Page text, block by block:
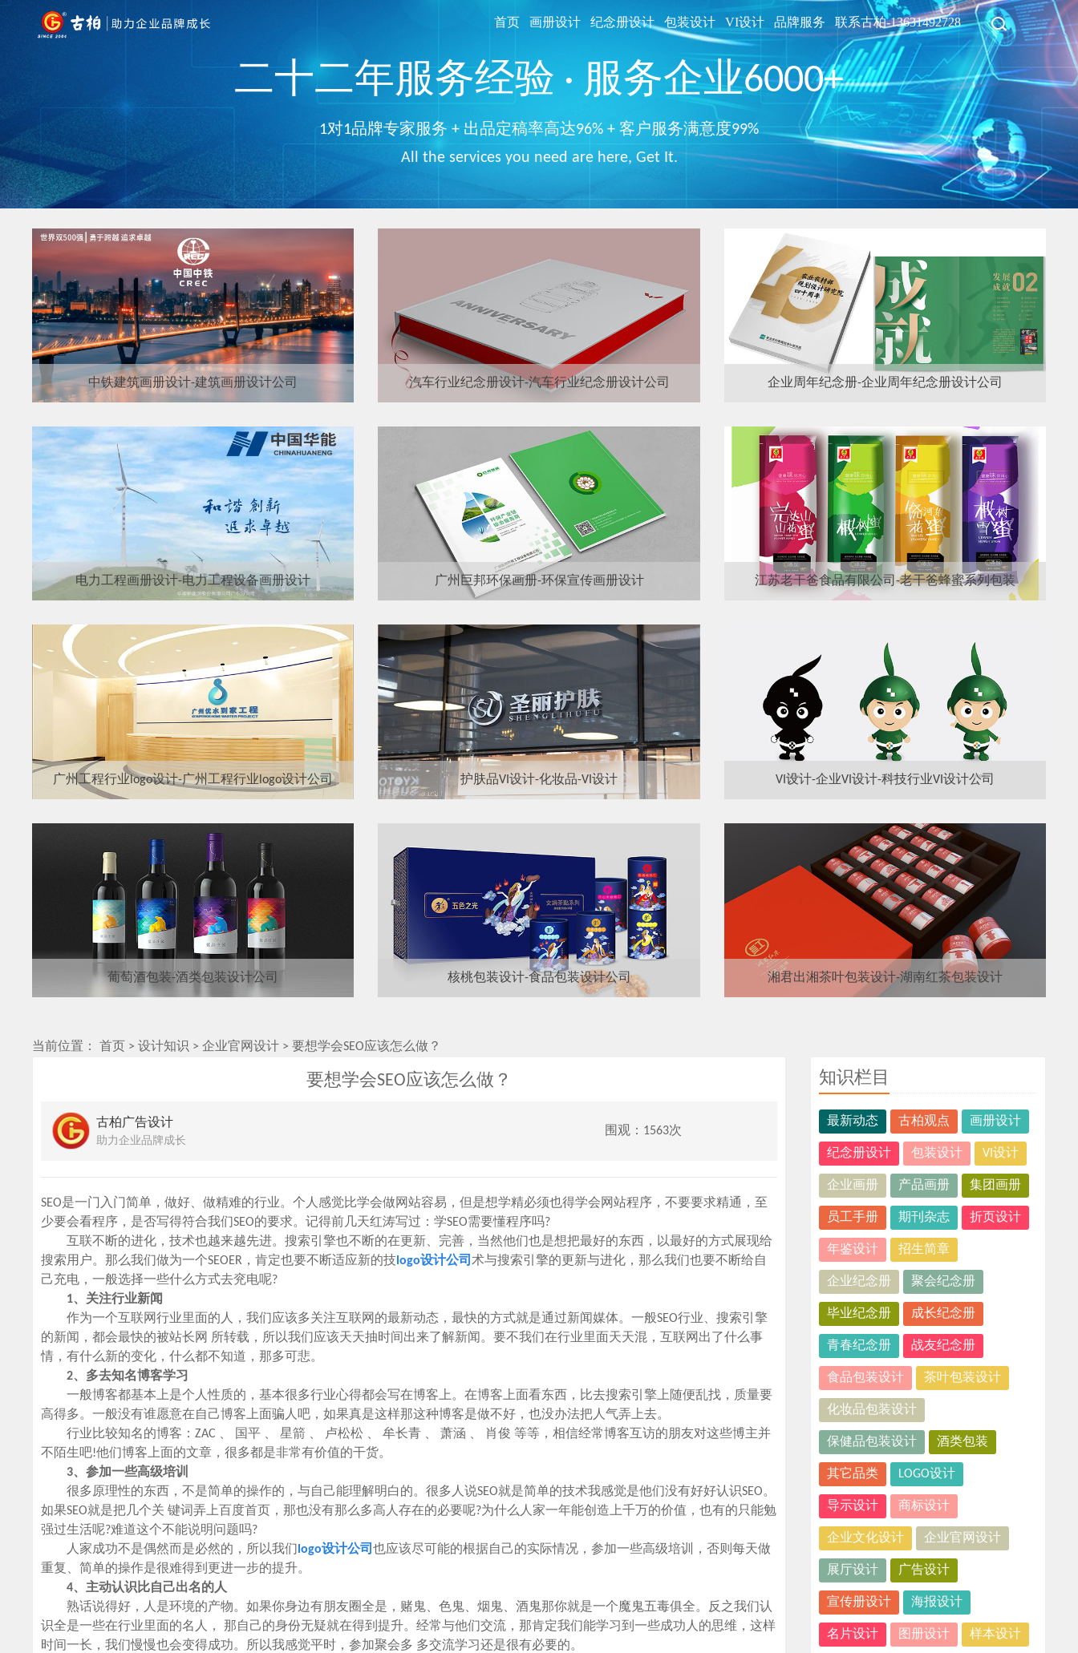
首页 画册设计 纪念册设计 包装设计 VI设计 品牌服务 联系古柏-13631492728
二十二年服务经验 · 服务企业6000+
1对1品牌专家服务 + 出品定稿率高达96% + 客户服务满意度99%
All the services you need are here, Get It.
中铁建筑画册设计-建筑画册设计公司 汽车行业纪念册设计-汽车行业纪念册设计公司 企业周年纪念册-企业周年纪念册设计公司
电力工程画册设计-电力工程设备画册设计 广州巨邦环保画册-环保宣传画册设计 江苏老干爸食品有限公司-老干爸蜂蜜系列包装
广州工程行业logo设计-广州工程行业logo设计公司 护肤品VI设计-化妆品-VI设计 VI设计-企业VI设计-科技行业VI设计公司
葡萄酒包装-酒类包装设计公司 核桃包装设计-食品包装设计公司 湘君出湘茶叶包装设计-湖南红茶包装设计
当前位置： 首页 >设计知识 >企业官网设计 >要想学会SEO应该怎么做？
要想学会SEO应该怎么做？
古柏广告设计
助力企业品牌成长
围观：1563次
SEO是一门入门简单，做好、做精难的行业。个人感觉比学会做网站容易，但是想学精必须也得学会网站程序，不要要求精通，至
少要会看程序，是否写得符合我们SEO的要求。记得前几天红涛写过：学SEO需要懂程序吗?
互联不断的进化，技术也越来越先进。搜索引擎也不断的在更新、完善，当然他们也是想把最好的东西，以最好的方式展现给
搜索用户。那么我们做为一个SEOER，肯定也要不断适应新的技 logo设计公司术与搜索引擎的更新与进化，那么我们也要不断给自
己充电，一般选择一些什么方式去兖电呢?
1、关注行业新闻
作为一个互联网行业里面的人，我们应该多关注互联网的最新动态，最快的方式就是通过新闻媒体。一般SEO行业、搜索引擎
的新闻，都会最快的被站长网 所转载，所以我们应该天天抽时间出来了解新闻。要不我们在行业里面天天混，互联网出了什么事
情，有什么新的变化，什么都不知道，那多可悲。
2、多去知名博客学习
一般博客都基本上是个人性质的，基本很多行业心得都会写在博客上。在博客上面看东西，比去搜索引擎上随便乱找，质量要
高得多。一般没有谁愿意在自己博客上面骗人吧，如果真是这样那这种博客是做不好，也没办法把人气弄上去。
行业比较知名的博客：ZAC 、 国平 、 星箭 、 卢松松 、 牟长青 、 萧涵 、 肖俊 等等，相信经常博客互访的朋友对这些博主并
不陌生吧!他们博客上面的文章，很多都是非常有价值的干货。
3、参加一些高级培训
很多原理性的东西，不是简单的操作的，与自己能理解明白的。很多人说SEO就是简单的技术我感觉是他们没有好好认识SEO。
如果SEO就是把几个关 键词弄上百度首页，那也没有那么多高人存在的必要呢?为什么人家一年能创造上千万的价值，也有的只能勉
强过生活呢?难道这个不能说明问题吗?
人家成功不是偶然而是必然的，所以我们
logo设计公司也应该尽可能的根据自己的实际情况，参加一些高级培训，否则每天做
重复、简单的操作是很难得到更进一步的提升。
4、主动认识比自己出名的人
熟话说得好，人是环境的产物。如果你身边有朋友圈全是，赌鬼、色鬼、烟鬼、酒鬼那你就是一个魔鬼五毒俱全。反之我们认
识全是一些在行业里面的名人， 那自己的身份无疑就在得到提升。经常与他们交流，那肯定我们能学习到一些成功人的思维，这样
时间一长，我们慢慢也会变得成功。所以我感觉平时，参加聚会多 多交流学习还是很有必要的。
知识栏目
最新动态 古柏观点 画册设计
纪念册设计 包装设计 VI设计
企业画册 产品画册 集团画册
员工手册 期刊杂志 折页设计
年鉴设计 招生简章
企业纪念册 聚会纪念册
毕业纪念册 成长纪念册
青春纪念册 战友纪念册
食品包装设计 茶叶包装设计
化妆品包装设计
保健品包装设计 酒类包装
其它品类 LOGO设计
导示设计 商标设计
企业文化设计 企业官网设计
展厅设计 广告设计
宣传册设计 海报设计
名片设计 图册设计 样本设计